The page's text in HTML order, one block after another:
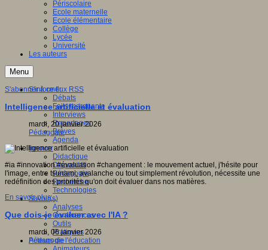
Périscolaire
Ecole maternelle
Ecole élémentaire
Collège
Lycée
Université
Les auteurs
Menu
S'informer
Débats
Faits marquants
Interviews
Reportages
Brèves
Agenda
Innover
Didactique
Dispositifs
Pédagogie
Recherche
Technologies
Savoir(s)
Analyses
Conférences
Outils
Pratiques
Acteurs de l'éducation
S'abonner à ce flux RSS
Intelligence artificielle et évaluation
mardi, 20 janvier 2026
Pédagogie
#ia #innovation #évaluation #changement : le mouvement actuel, j'hésite pour
l'image, entre tsunami, avalanche ou tout simplement révolution, nécessite une
redéfinition des priorités qu'on doit évaluer dans nos matières.
En savoir plus...
Que dois-je évaluer avec l'IA ?
mardi, 06 janvier 2026
Pédagogie